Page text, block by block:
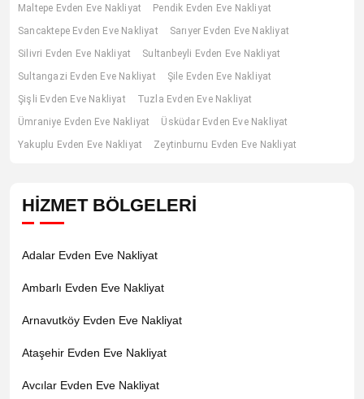
Maltepe Evden Eve Nakliyat
Pendik Evden Eve Nakliyat
Sancaktepe Evden Eve Nakliyat
Sarıyer Evden Eve Nakliyat
Silivri Evden Eve Nakliyat
Sultanbeyli Evden Eve Nakliyat
Sultangazi Evden Eve Nakliyat
Şile Evden Eve Nakliyat
Şişli Evden Eve Nakliyat
Tuzla Evden Eve Nakliyat
Ümraniye Evden Eve Nakliyat
Üsküdar Evden Eve Nakliyat
Yakuplu Evden Eve Nakliyat
Zeytinburnu Evden Eve Nakliyat
HİZMET BÖLGELERİ
Adalar Evden Eve Nakliyat
Ambarlı Evden Eve Nakliyat
Arnavutköy Evden Eve Nakliyat
Ataşehir Evden Eve Nakliyat
Avcılar Evden Eve Nakliyat